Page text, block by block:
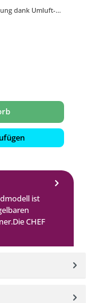
dank Umluft-
ist
CHEF